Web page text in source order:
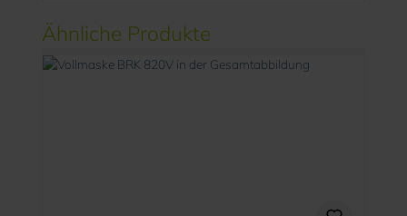
Produktgalerie überspringen
Ähnliche Produkte